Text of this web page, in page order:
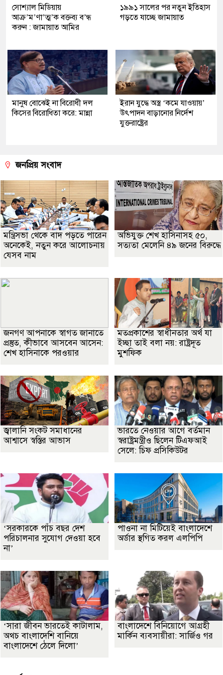
সোশ্যাল মিডিয়ায়
আক্র’ম’ণা’ত্ম’ক বক্তব্য ব’ন্ধ
করুন : জামায়াত আমির
১৯৯১ সালের পর নতুন ইতিহাস
গড়তে যাচ্ছে জামায়াত
মানুষ বোঝেই না বিরোধী দল
কিসের বিরোধিতা করে: মান্না
ইরান যুদ্ধে অস্ত্র ‘কমে যাওয়ায়’
উৎপাদন বাড়ানোর নির্দেশ
যুক্তরাষ্ট্রের
জনপ্রিয় সংবাদ
মন্ত্রিসভা থেকে বাদ পড়তে পারেন
অনেকেই, নতুন করে আলোচনায়
যেসব নাম
অভিযুক্ত শেখ হাসিনাসহ ৫০,
সত্যতা মেলেনি ৪৯ জনের বিরুদ্ধে
জনগণ আপনাকে স্বাগত জানাতে
প্রস্তুত, কীভাবে আসবেন আসেন:
শেখ হাসিনাকে পরওয়ার
মতপ্রকাশের স্বাধীনতার অর্থ যা
ইচ্ছা তাই বলা নয়: রাষ্ট্রদূত
মুশফিক
জ্বালানি সংকট সমাধানের
আশ্বাসে স্বস্তির আভাস
ভারতে নেওয়ার আগে বর্তমান
স্বরাষ্ট্রমন্ত্রীও ছিলেন টিএফআই
সেলে: চিফ প্রসিকিউটর
‘সরকারকে পাঁচ বছর দেশ
পরিচালনার সুযোগ দেওয়া হবে
না’
পাওনা না মিটিয়েই বাংলাদেশে
অর্ডার স্থগিত করল এলপিপি
‘সারা জীবন ভারতেই কাটালাম,
অথচ বাংলাদেশি বানিয়ে
বাংলাদেশে ঠেলে দিলো’
বাংলাদেশে বিনিয়োগে আগ্রহী
মার্কিন ব্যবসায়ীরা: সার্জিও গর